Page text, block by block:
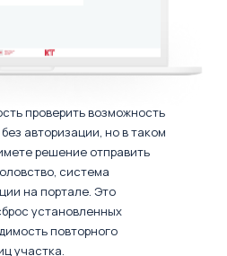
проверить возможность
авторизации, но в таком
решение отправить
система
на портале. Это
установленных
повторного
участка.